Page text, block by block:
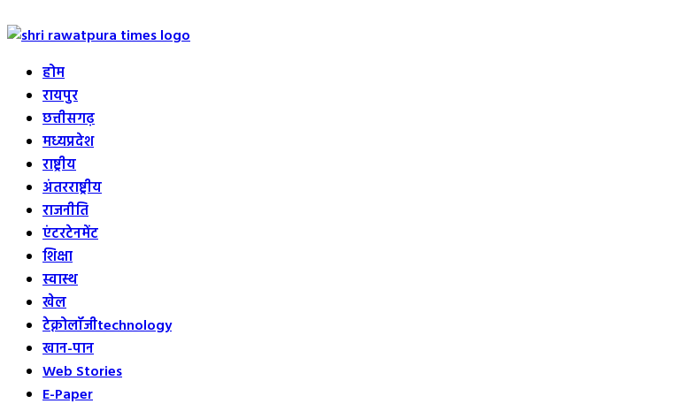
Primary
होम
रायपुर
छत्तीसगढ़
मध्यप्रदेश
राष्ट्रीय
अंतरराष्ट्रीय
राजनीति
एंटरटेनमेंट
शिक्षा
स्वास्थ
खेल
टेक्नोलॉजीtechnology
खान-पान
Web Stories
E-Paper